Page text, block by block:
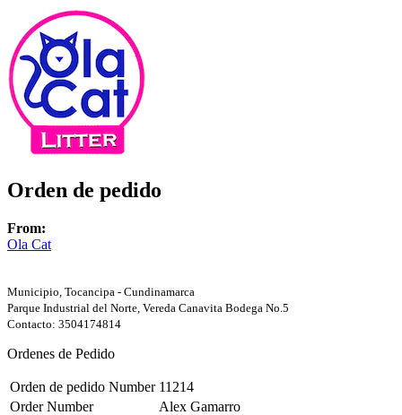
Orden de pedido
From:
Ola Cat
Municipio, Tocancipa - Cundinamarca
Parque Industrial del Norte, Vereda Canavita Bodega No.5
Contacto: 3504174814
Ordenes de Pedido
Orden de pedido Number 11214
Order Number
Alex Gamarro